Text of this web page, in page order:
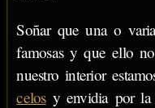
Soñar que una o
famosas y que ello
nuestro interior
celosy envidia por la